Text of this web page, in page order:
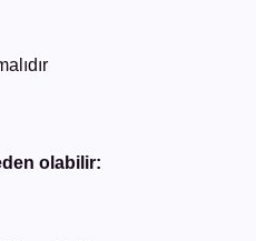
olabilir: